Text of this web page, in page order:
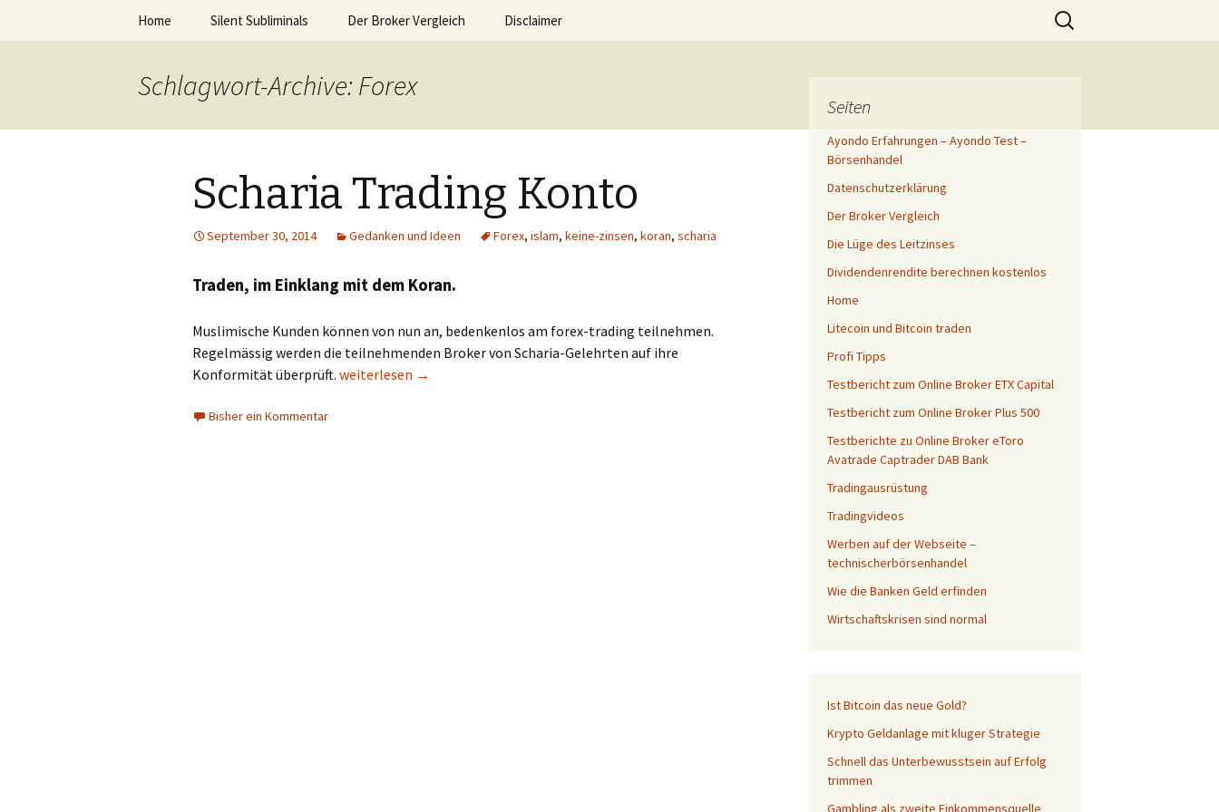
Technischer Börsenhandel
Silent Subliminals und Unterbewusstsein
Home Silent Subliminals Der Broker Vergleich
Ayondo Test –
Börsenhandel
Testbericht zum Online
Testbericht zum Online
Broker Plus 500
Testberichte zu Online
Disclaimer
Suchen
nach:
Schlagwort-Archive: Forex
Scharia Trading Konto
September 30, 2014 Gedanken und Ideen Forex, islam, keine-zinsen, koran, scharia
Traden, im Einklang mit dem Koran.
Muslimische Kunden können von nun an, bedenkenlos am forex-trading teilnehmen.
Regelmässig werden die teilnehmenden Broker von Scharia-Gelehrten auf ihre
Konformität überprüft. Scharia Trading Konto
weiterlesen →
Bisher ein Kommentar
Seiten
Ayondo Erfahrungen – Ayondo Test –
Börsenhandel
Datenschutzerklärung
Der Broker Vergleich
Die Lüge des Leitzinses
Dividendenrendite berechnen kostenlos
Home
Litecoin und Bitcoin traden
Profi Tipps
Testbericht zum Online Broker ETX Capital
Testbericht zum Online Broker Plus 500
Testberichte zu Online Broker eToro
Avatrade Captrader DAB Bank
Tradingausrüstung
Tradingvideos
Werben auf der Webseite –
technischerbörsenhandel
Wie die Banken Geld erfinden
Wirtschaftskrisen sind normal
Ist Bitcoin das neue Gold?
Krypto Geldanlage mit kluger Strategie
Schnell das Unterbewusstsein auf Erfolg
trimmen
Gambling als zweite Einkommensquelle